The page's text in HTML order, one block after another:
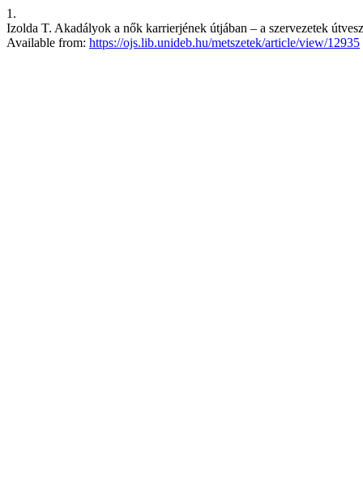
1.
Izolda T. Akadályok a nők karrierjének útjában – a szervezetek
Available from: https://ojs.lib.unideb.hu/metszetek/article/view/12935